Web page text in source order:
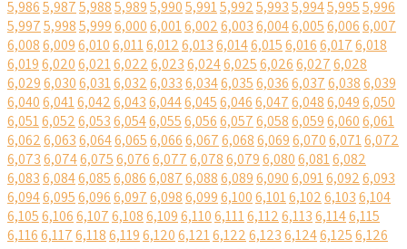
5,9865,9875,9885,9895,9905,9915,9925,9935,9945,9955,996
5,9975,9985,9996,0006,0016,0026,0036,0046,0056,0066,007
6,0086,0096,0106,0116,0126,0136,0146,0156,0166,0176,018
6,0196,0206,0216,0226,0236,0246,0256,0266,0276,028
6,0296,0306,0316,0326,0336,0346,0356,0366,0376,0386,039
6,0406,0416,0426,0436,0446,0456,0466,0476,0486,0496,050
6,0516,0526,0536,0546,0556,0566,0576,0586,0596,0606,061
6,0626,0636,0646,0656,0666,0676,0686,0696,0706,0716,072
6,0736,0746,0756,0766,0776,0786,0796,0806,0816,082
6,0836,0846,0856,0866,0876,0886,0896,0906,0916,0926,093
6,0946,0956,0966,0976,0986,0996,1006,1016,1026,1036,104
6,1056,1066,1076,1086,1096,1106,1116,1126,1136,1146,115
6,1166,1176,1186,1196,1206,1216,1226,1236,1246,1256,126